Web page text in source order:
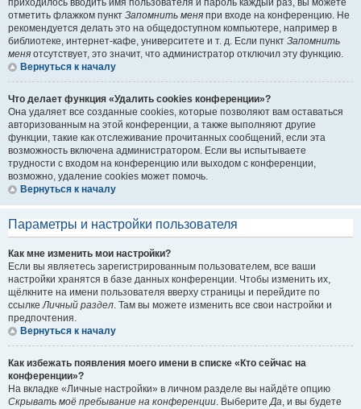
приходилось вводить имя пользователя и пароль каждый раз, вы можете
отметить флажком пункт Запомнить меня при входе на конференцию. Не
рекомендуется делать это на общедоступном компьютере, например в
библиотеке, интернет-кафе, университете и т. д. Если пункт Запомнить
меня отсутствует, это значит, что администратор отключил эту функцию.
Вернуться к началу
Что делает функция «Удалить cookies конференции»?
Она удаляет все созданные cookies, которые позволяют вам оставаться
авторизованным на этой конференции, а также выполняют другие
функции, такие как отслеживание прочитанных сообщений, если эта
возможность включена администратором. Если вы испытываете
трудности с входом на конференцию или выходом с конференции,
возможно, удаление cookies может помочь.
Вернуться к началу
Параметры и настройки пользователя
Как мне изменить мои настройки?
Если вы являетесь зарегистрированным пользователем, все ваши
настройки хранятся в базе данных конференции. Чтобы изменить их,
щёлкните на имени пользователя вверху страницы и перейдите по
ссылкеЛичный раздел. Там вы можете изменить все свои настройки и
предпочтения.
Вернуться к началу
Как избежать появления моего имени в списке «Кто сейчас на
конференции»?
На вкладке «Личные настройки» в личном разделе вы найдёте опцию
Скрывать моё пребывание на конференции. ВыберитеДа, и вы будете